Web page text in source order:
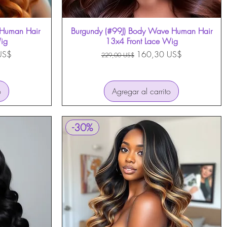
Hair
Vista rápida
Burgundy (#99J) Body Wave Human Hair
13x4 Front Lace Wig
Precio
229,00 US$ Precio de oferta
160,30 US$
Agregar al carrito
-30%